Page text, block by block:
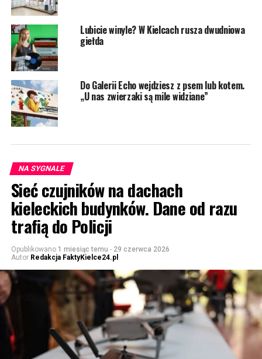
Lubicie winyle? W Kielcach rusza dwudniowa
giełda
Do Galerii Echo wejdziesz z psem lub kotem.
„U nas zwierzaki są mile widziane”
NA SYGNALE
Sieć czujników na dachach
kieleckich budynków. Dane od razu
trafią do Policji
Opublikowano 1 miesiąc temu - 29 czerwca 2026
Autor Redakcja FaktyKielce24.pl